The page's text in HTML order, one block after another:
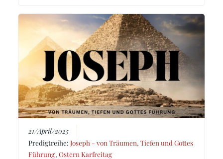
21/April/2025
Predigtreihe:Joseph - von Träumen, Tiefen und Gottes
Führung,Ostern Karfreitag